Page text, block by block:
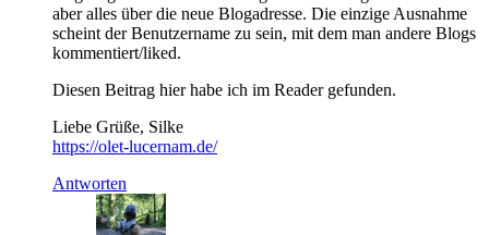
aber alles über die neue Blogadresse. Die einzige Ausnahme
scheint der Benutzername zu sein, mit dem man andere Blogs
kommentiert/liked.
Diesen Beitrag hier habe ich im Reader gefunden.
Liebe Grüße, Silke
https://olet-lucernam.de/
Antworten